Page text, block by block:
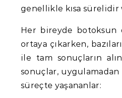
genellikle kısa sürelidir
Her bireyde botoksun
ortaya çıkarken,
ile tam sonuçların
sonuçlar,
süreçte yaşananlar: